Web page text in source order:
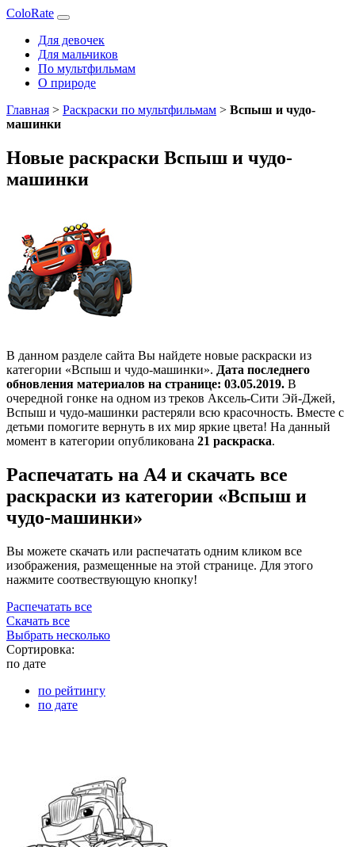
ColoRate
Для девочек
Для мальчиков
По мультфильмам
О природе
Главная > Раскраски по мультфильмам > Вспыш и чудо-
машинки
Новые раскраски Вспыш и чудо-
машинки
В данном разделе сайта Вы найдете новые раскраски из
категории «Вспыш и чудо-машинки». Дата последнего
обновления материалов на странице: 03.05.2019. В
очередной гонке на одном из треков Аксель-Сити Эй-Джей,
Вспыш и чудо-машинки растеряли всю красочность. Вместе с
детьми помогите вернуть в их мир яркие цвета! На данный
момент в категории опубликована 21 раскраска.
Распечатать на А4 и скачать все
раскраски из категории «Вспыш и
чудо-машинки»
Вы можете скачать или распечатать одним кликом все
изображения, размещенные на этой странице. Для этого
нажмите соотвествующую кнопку!
Распечатать все
Скачать все
Выбрать несколько
Сортировка:
по дате
по рейтингу
по дате